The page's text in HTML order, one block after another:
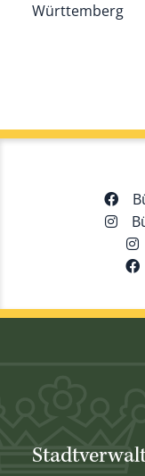
Württemberg